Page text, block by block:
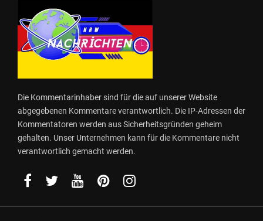
Die Kommentarinhaber sind für die auf unserer Website
abgegebenen Kommentare verantwortlich. Die IP-Adressen der
Kommentatoren werden aus Sicherheitsgründen geheim
gehalten. Unser Unternehmen kann für die Kommentare nicht
verantwortlich gemacht werden.